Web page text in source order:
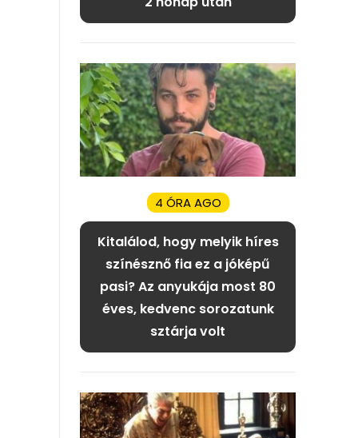
4 ÓRA AGO
Kitalálod, hogy melyik híres
színésznő fia ez a jóképű
pasi? Az anyukája most 80
éves, kedvenc sorozatunk
sztárja volt